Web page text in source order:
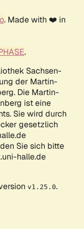
. Made with ❤️ in
.
Sachsen-
der Martin-
Die Martin-
ist eine
Sie wird durch
gesetzlich
Sie sich bitte
halle.de
v1.25.0.